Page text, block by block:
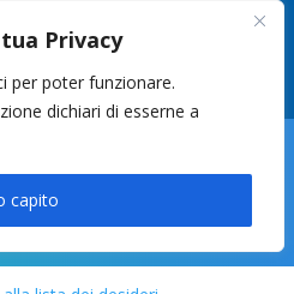
Privacy
per poter funzionare.
dichiari di esserne a
capito
–info@cstosetto.it
9-12 / 14:30-17